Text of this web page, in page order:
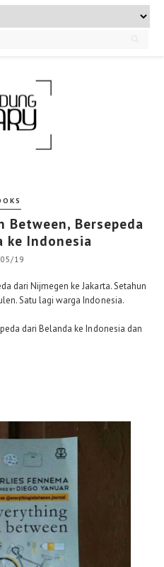
Between, Bersepeda
ke Indonesia
19
dari Nijmegen ke Jakarta. Setahun
Satu lagi warga Indonesia.
dari Belanda ke Indonesia dan